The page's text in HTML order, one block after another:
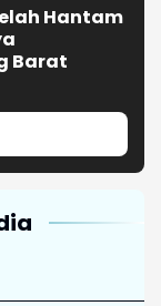
Hantam
Barat